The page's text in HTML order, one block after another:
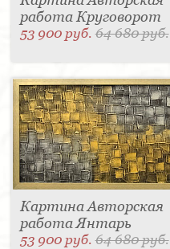
работа Круговорот
53 900 руб.64 680 руб.
Картина Авторская
работа Янтарь
53 900 руб.64 680 руб.